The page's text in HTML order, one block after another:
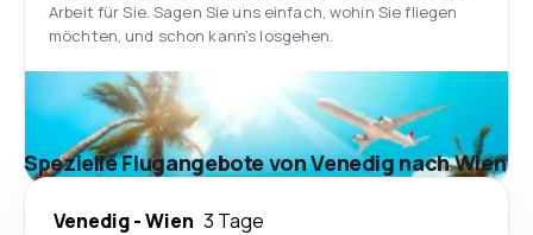
Arbeit für Sie. Sagen Sie uns einfach, wohin Sie fliegen
möchten, und schon kann’s losgehen.
Spezielle Flugangebote von Venedig nach Wien
Venedig-Wien 3 Tage